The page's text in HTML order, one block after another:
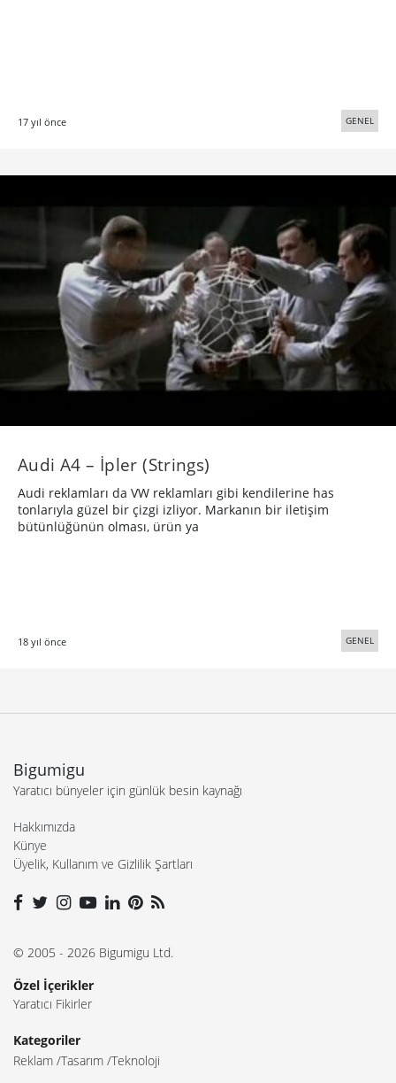
17 yıl önce GENEL
Audi A4 – İpler (Strings)
Audi reklamları da VW reklamları gibi kendilerine has
tonlarıyla güzel bir çizgi izliyor. Markanın bir iletişim
bütünlüğünün olması, ürün ya
18 yıl önce GENEL
Bigumigu
Yaratıcı bünyeler için günlük besin kaynağı
Hakkımızda
Künye
Üyelik, Kullanım ve Gizlilik Şartları
© 2005 - 2026 Bigumigu Ltd.
Özel İçerikler
Yaratıcı Fikirler
Kategoriler
Reklam Tasarım Teknoloji